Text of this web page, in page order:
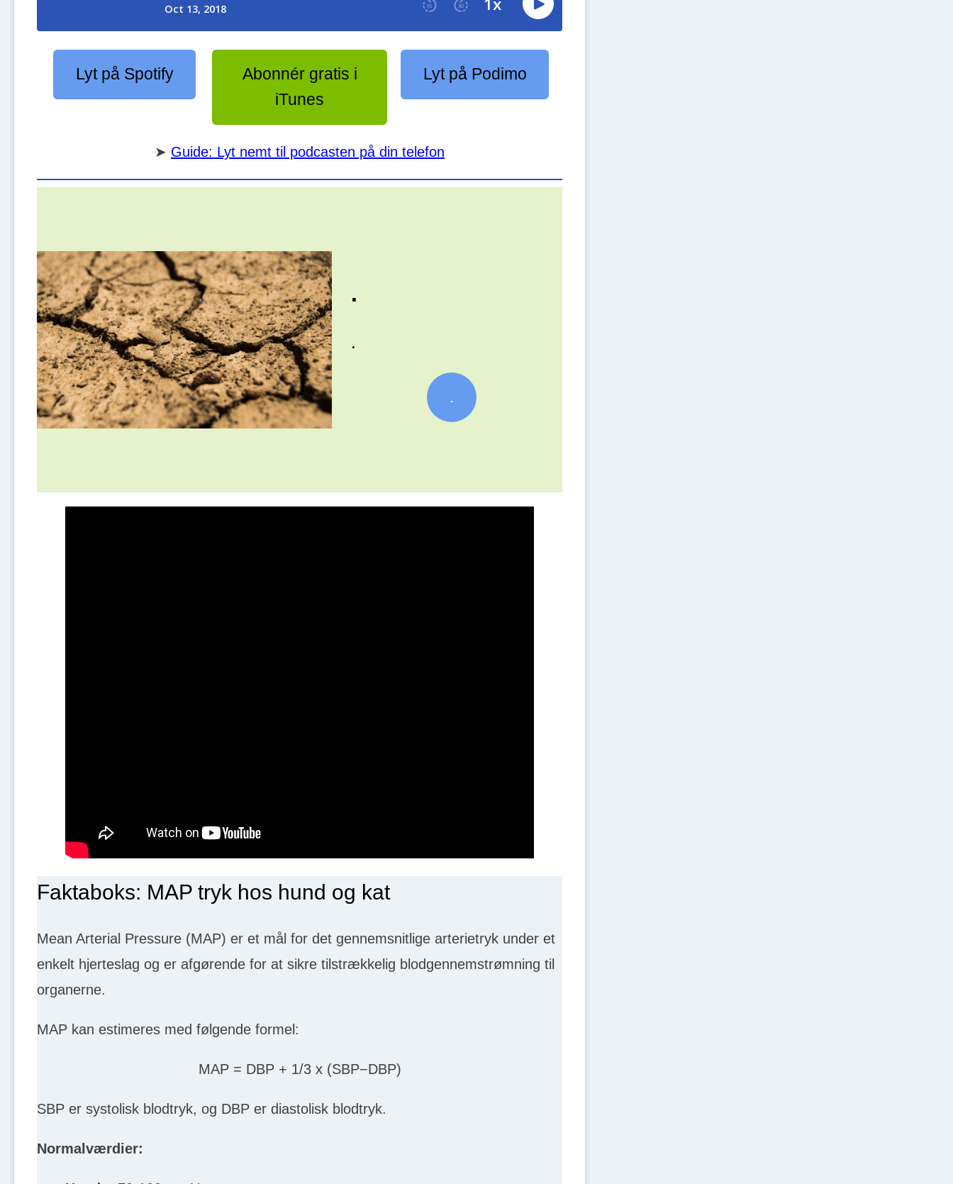
Lyt på Spotify
Abonnér gratis i
iTunes
Lyt på Podimo
➤ Guide: Lyt nemt til podcasten på din telefon
.
.
.
Faktaboks: MAP tryk hos hund og kat
Mean Arterial Pressure (MAP) er et mål for det gennemsnitlige arterietryk under et
enkelt hjerteslag og er afgørende for at sikre tilstrækkelig blodgennemstrømning til
organerne.
MAP kan estimeres med følgende formel:
MAP = DBP + 1/3 x (SBP−DBP)
SBP er systolisk blodtryk, og DBP er diastolisk blodtryk.
Normalværdier: